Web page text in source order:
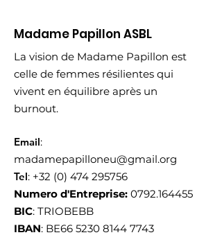
Madame Papillon ASBL
La vision de Madame Papillon est
celle de femmes résilientes qui
vivent en équilibre après un
burnout.
Email:
madamepapilloneu@gmail.org
Tel: +32 (0) 474 295756
Numero d'Entreprise: 0792.164455
BIC: TRIOBEBB
IBAN: BE66 5230 8144 7743